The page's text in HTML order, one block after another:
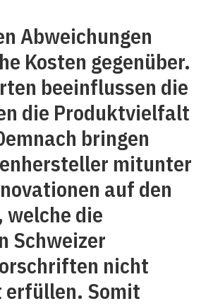
Abweichungen
Kosten gegenüber.
beeinflussen die
die Produktvielfalt
bringen
mitunter
auf den
welche die
Schweizer
nicht
erfüllen. Somit